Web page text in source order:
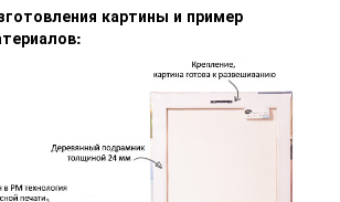
картины и пример